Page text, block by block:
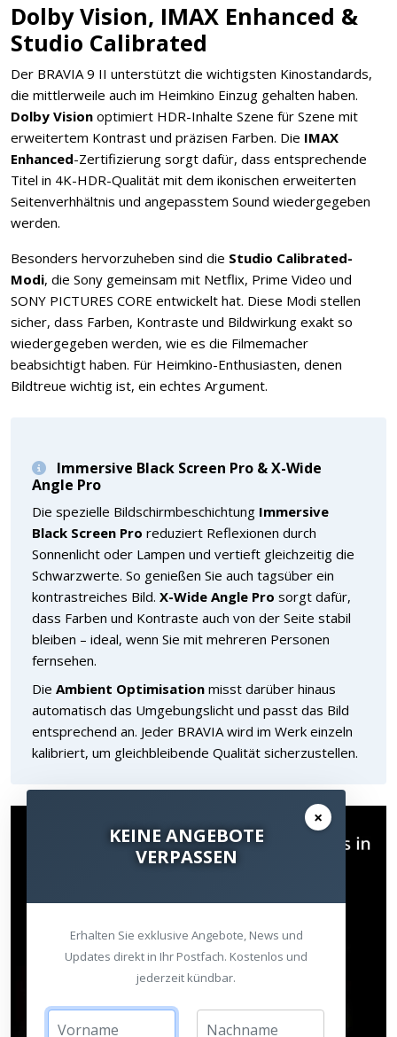
Dolby Vision, IMAX Enhanced &
Studio Calibrated
Der BRAVIA 9 II unterstützt die wichtigsten Kinostandards,
die mittlerweile auch im Heimkino Einzug gehalten haben.
Dolby Vision optimiert HDR-Inhalte Szene für Szene mit
erweitertem Kontrast und präzisen Farben. Die IMAX
Enhanced-Zertifizierung sorgt dafür, dass entsprechende
Titel in 4K-HDR-Qualität mit dem ikonischen erweiterten
Seitenverhhältnis und angepasstem Sound wiedergegeben
werden.
Besonders hervorzuheben sind die Studio Calibrated-
Modi, die Sony gemeinsam mit Netflix, Prime Video und
SONY PICTURES CORE entwickelt hat. Diese Modi stellen
sicher, dass Farben, Kontraste und Bildwirkung exakt so
wiedergegeben werden, wie es die Filmemacher
beabsichtigt haben. Für Heimkino-Enthusiasten, denen
Bildtreue wichtig ist, ein echtes Argument.
Immersive Black Screen Pro & X-Wide
Angle Pro
Die spezielle Bildschirmbeschichtung Immersive
Black Screen Pro reduziert Reflexionen durch
Sonnenlicht oder Lampen und vertieft gleichzeitig die
Schwarzwerte. So genießen Sie auch tagsüber ein
kontrastreiches Bild. X-Wide Angle Pro sorgt dafür,
dass Farben und Kontraste auch von der Seite stabil
bleiben – ideal, wenn Sie mit mehreren Personen
fernsehen.
Die Ambient Optimisation misst darüber hinaus
automatisch das Umgebungslicht und passt das Bild
entsprechend an. Jeder BRAVIA wird im Werk einzeln
kalibriert, um gleichbleibende Qualität sicherzustellen.
×
KEINE ANGEBOTE
VERPASSEN
Erhalten Sie exklusive Angebote, News und
Updates direkt in Ihr Postfach. Kostenlos und
jederzeit kündbar.